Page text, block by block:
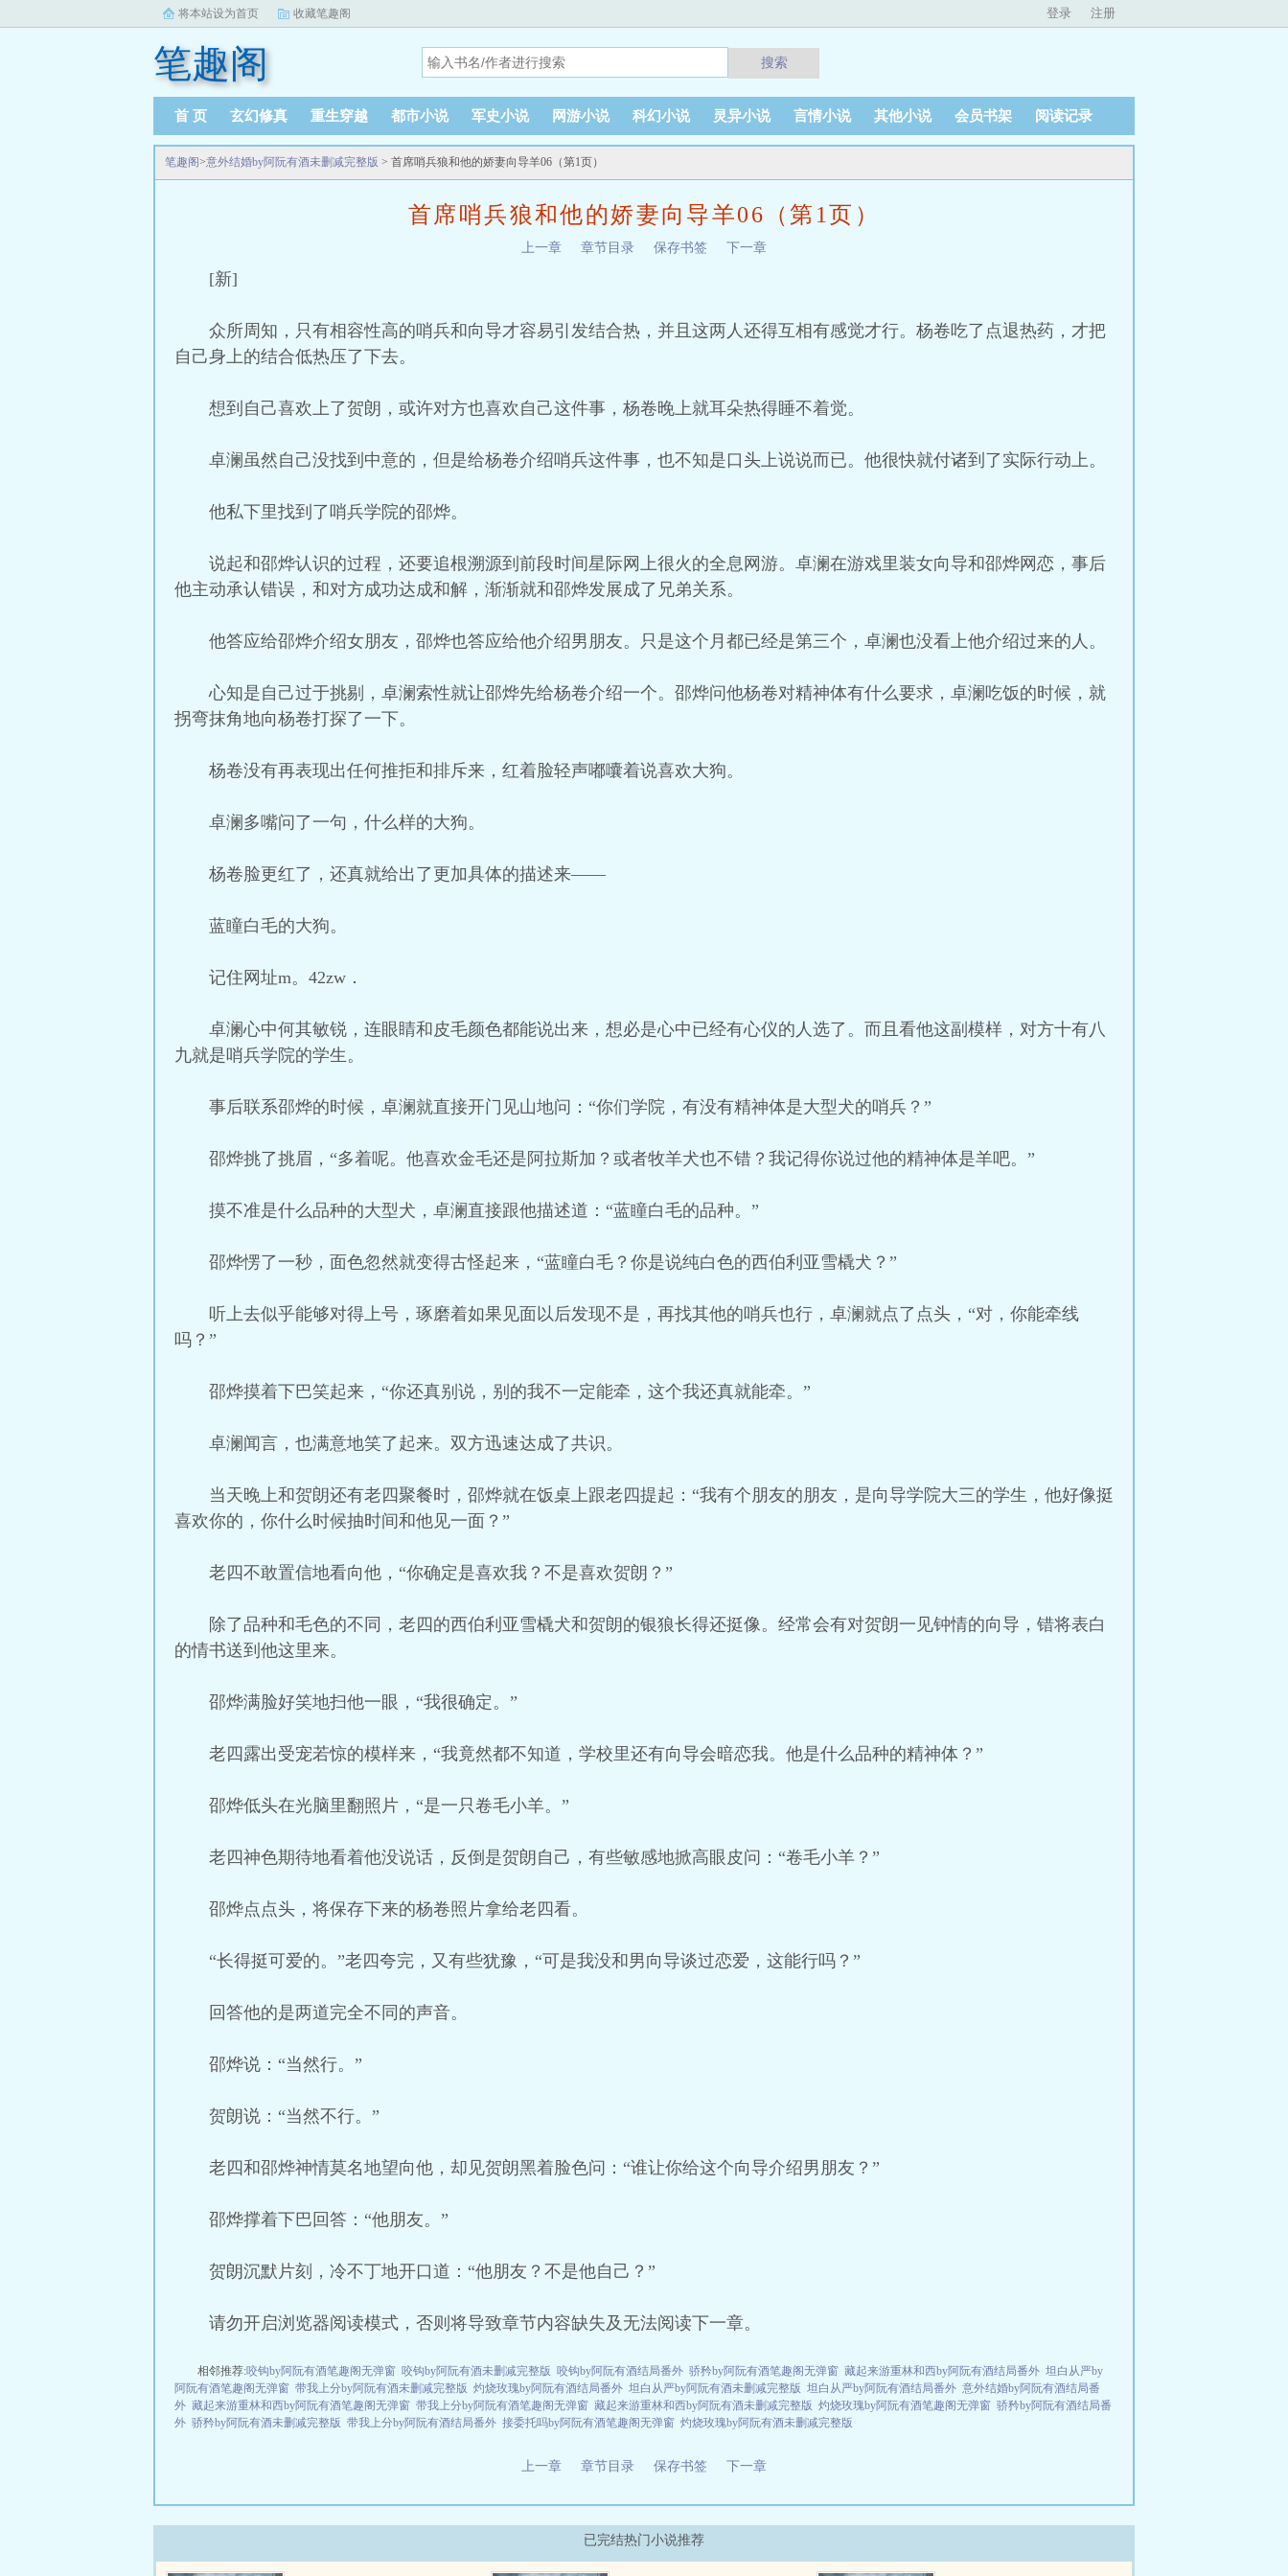
将本站设为首页 收藏笔趣阁 登录 注册
笔趣阁 搜索
首 页 玄幻修真 重生穿越 都市小说 军史小说 网游小说 科幻小说 灵异小说 言情小说 其他小说 会员书架 阅读记录
笔趣阁>意外结婚by阿阮有酒未删减完整版 > 首席哨兵狼和他的娇妻向导羊06（第1页）
首席哨兵狼和他的娇妻向导羊06（第1页）
上一章 章节目录 保存书签 下一章
[新]
众所周知，只有相容性高的哨兵和向导才容易引发结合热，并且这两人还得互相有感觉才行。杨卷吃了点退热药，才把
自己身上的结合低热压了下去。
想到自己喜欢上了贺朗，或许对方也喜欢自己这件事，杨卷晚上就耳朵热得睡不着觉。
卓澜虽然自己没找到中意的，但是给杨卷介绍哨兵这件事，也不知是口头上说说而已。他很快就付诸到了实际行动上。
他私下里找到了哨兵学院的邵烨。
说起和邵烨认识的过程，还要追根溯源到前段时间星际网上很火的全息网游。卓澜在游戏里装女向导和邵烨网恋，事后
他主动承认错误，和对方成功达成和解，渐渐就和邵烨发展成了兄弟关系。
他答应给邵烨介绍女朋友，邵烨也答应给他介绍男朋友。只是这个月都已经是第三个，卓澜也没看上他介绍过来的人。
心知是自己过于挑剔，卓澜索性就让邵烨先给杨卷介绍一个。邵烨问他杨卷对精神体有什么要求，卓澜吃饭的时候，就
拐弯抹角地向杨卷打探了一下。
杨卷没有再表现出任何推拒和排斥来，红着脸轻声嘟囔着说喜欢大狗。
卓澜多嘴问了一句，什么样的大狗。
杨卷脸更红了，还真就给出了更加具体的描述来——
蓝瞳白毛的大狗。
记住网址m。42zw．
卓澜心中何其敏锐，连眼睛和皮毛颜色都能说出来，想必是心中已经有心仪的人选了。而且看他这副模样，对方十有八
九就是哨兵学院的学生。
事后联系邵烨的时候，卓澜就直接开门见山地问：“你们学院，有没有精神体是大型犬的哨兵？”
邵烨挑了挑眉，“多着呢。他喜欢金毛还是阿拉斯加？或者牧羊犬也不错？我记得你说过他的精神体是羊吧。”
摸不准是什么品种的大型犬，卓澜直接跟他描述道：“蓝瞳白毛的品种。”
邵烨愣了一秒，面色忽然就变得古怪起来，“蓝瞳白毛？你是说纯白色的西伯利亚雪橇犬？”
听上去似乎能够对得上号，琢磨着如果见面以后发现不是，再找其他的哨兵也行，卓澜就点了点头，“对，你能牵线
吗？”
邵烨摸着下巴笑起来，“你还真别说，别的我不一定能牵，这个我还真就能牵。”
卓澜闻言，也满意地笑了起来。双方迅速达成了共识。
当天晚上和贺朗还有老四聚餐时，邵烨就在饭桌上跟老四提起：“我有个朋友的朋友，是向导学院大三的学生，他好像挺
喜欢你的，你什么时候抽时间和他见一面？”
老四不敢置信地看向他，“你确定是喜欢我？不是喜欢贺朗？”
除了品种和毛色的不同，老四的西伯利亚雪橇犬和贺朗的银狼长得还挺像。经常会有对贺朗一见钟情的向导，错将表白
的情书送到他这里来。
邵烨满脸好笑地扫他一眼，“我很确定。”
老四露出受宠若惊的模样来，“我竟然都不知道，学校里还有向导会暗恋我。他是什么品种的精神体？”
邵烨低头在光脑里翻照片，“是一只卷毛小羊。”
老四神色期待地看着他没说话，反倒是贺朗自己，有些敏感地掀高眼皮问：“卷毛小羊？”
邵烨点点头，将保存下来的杨卷照片拿给老四看。
“长得挺可爱的。”老四夸完，又有些犹豫，“可是我没和男向导谈过恋爱，这能行吗？”
回答他的是两道完全不同的声音。
邵烨说：“当然行。”
贺朗说：“当然不行。”
老四和邵烨神情莫名地望向他，却见贺朗黑着脸色问：“谁让你给这个向导介绍男朋友？”
邵烨撑着下巴回答：“他朋友。”
贺朗沉默片刻，冷不丁地开口道：“他朋友？不是他自己？”
请勿开启浏览器阅读模式，否则将导致章节内容缺失及无法阅读下一章。
相邻推荐:咬钩by阿阮有酒笔趣阁无弹窗 咬钩by阿阮有酒未删减完整版 咬钩by阿阮有酒结局番外 骄矜by阿阮有酒笔趣阁无弹窗 藏起来游重林和西by阿阮有酒结局番外 坦白从严by
阿阮有酒笔趣阁无弹窗 带我上分by阿阮有酒未删减完整版 灼烧玫瑰by阿阮有酒结局番外 坦白从严by阿阮有酒未删减完整版 坦白从严by阿阮有酒结局番外 意外结婚by阿阮有酒结局番
外 藏起来游重林和西by阿阮有酒笔趣阁无弹窗 带我上分by阿阮有酒笔趣阁无弹窗 藏起来游重林和西by阿阮有酒未删减完整版 灼烧玫瑰by阿阮有酒笔趣阁无弹窗 骄矜by阿阮有酒结局番
外 骄矜by阿阮有酒未删减完整版 带我上分by阿阮有酒结局番外 接委托吗by阿阮有酒笔趣阁无弹窗 灼烧玫瑰by阿阮有酒未删减完整版
上一章 章节目录 保存书签 下一章
已完结热门小说推荐